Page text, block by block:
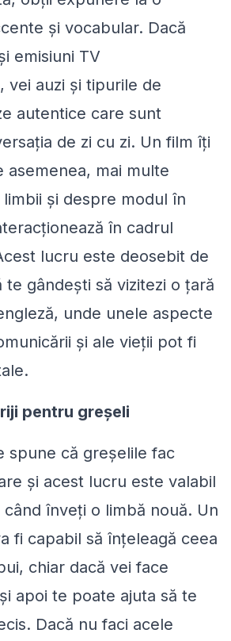
și vocabular. Dacă
emisiuni TV
vei auzi și tipurile de
autentice care sunt
de zi cu zi. Un film îți
asemenea, mai multe
și despre modul în
în cadrul
lucru este deosebit de
te gândești să vizitezi o țară
unde unele aspecte
și ale vieții pot fi
pentru greșeli
spune că greșelile fac
și acest lucru este valabil
când înveți o limbă nouă. Un
fi capabil să înțeleagă ceea
chiar dacă vei face
apoi te poate ajuta să te
Dacă nu faci acele